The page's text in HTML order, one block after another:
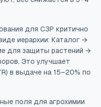
для СЗР критично
иерархии: Каталог →
для защиты растений →
Это улучшает
в выдаче на 15–20% по
поля для агрохимии